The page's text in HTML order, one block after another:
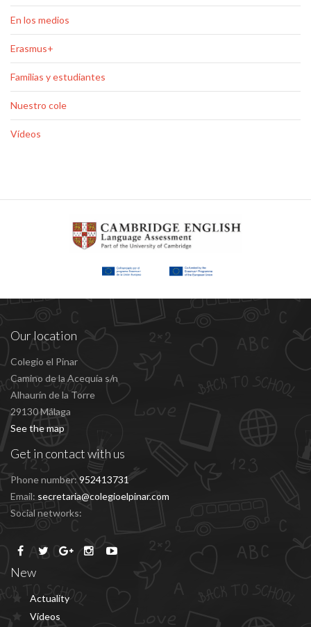
En los medios
Erasmus+
Familias y estudiantes
Nuestro cole
Vídeos
Our location
Colegio el Pinar
Camino de la Acequía s/n
Alhaurín de la Torre
29130 Málaga
See the map
Get in contact with us
Phone number: 952413731
Email: secretaria@colegioelpinar.com
Social networks:
New
Actuality
Vídeos